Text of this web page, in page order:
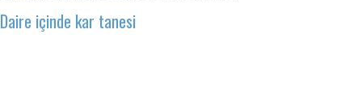
Daire içinde kar tanesi